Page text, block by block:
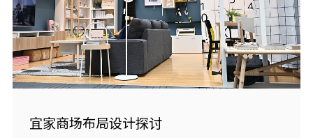
宜家商场布局设计探讨